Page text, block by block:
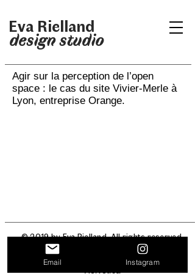
Eva Rielland
design studio
Agir sur la perception de l’open
space : le cas du site Vivier-Merle à
Lyon, entreprise Orange.
© 2019 by Eva Rielland. All rights reserved.
Fonts : « Faune, Alice Savoie / Cnap » &
Email Instagram